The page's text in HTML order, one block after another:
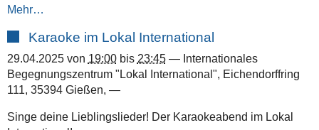
Mehr…
Karaoke im Lokal International
29.04.2025von 19:00bis 23:45 — Internationales
Begegnungszentrum "Lokal International", Eichendorffring
111, 35394 Gießen, —
Singe deine Lieblingslieder! Der Karaokeabend im Lokal